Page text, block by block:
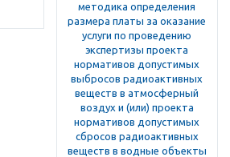
методика определения
размера платы за оказание
услуги по проведению
экспертизы проекта
нормативов допустимых
выбросов радиоактивных
веществ в атмосферный
воздух и (или) проекта
нормативов допустимых
сбросов радиоактивных
веществ в водные объекты